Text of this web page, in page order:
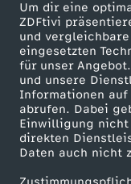
Um dir eine
ZDFtivi
und
eingesetzten
für unser
und unsere
Informationen
abrufen. Dabei
Einwilligung
direkten
Daten auch nicht
h
u
l
e
d
Mehr ZDF
ZDF-Apps
Smart TV
ZDFtext
Livestreams